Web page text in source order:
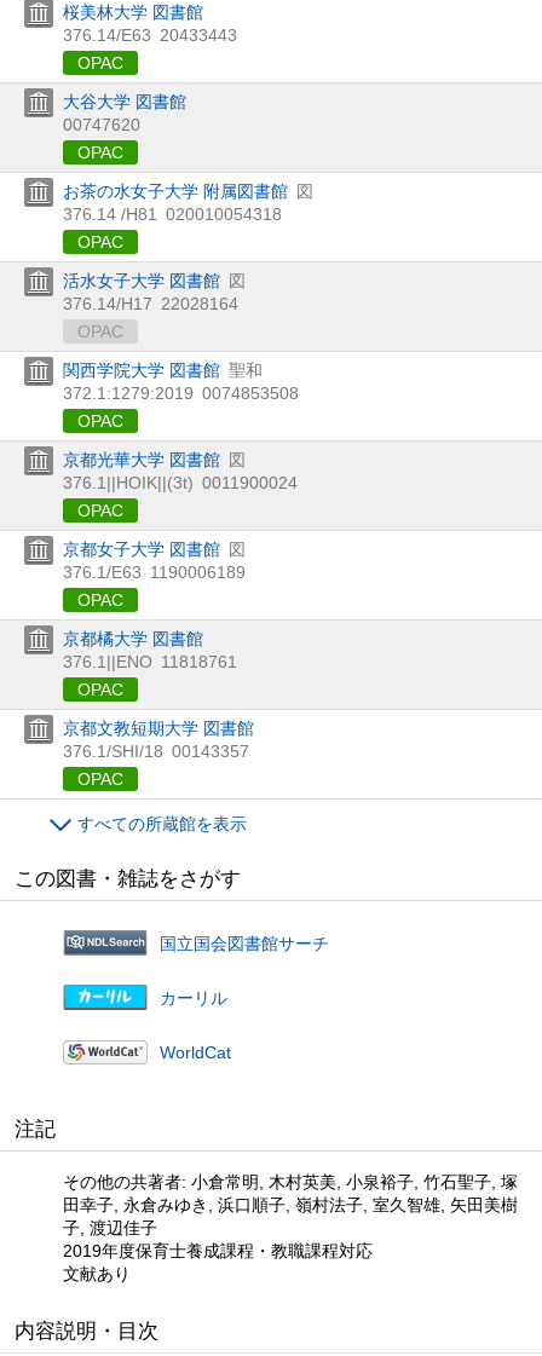
桜美林大学 図書館
376.14/E63 20433443
OPAC
大谷大学 図書館
00747620
OPAC
お茶の水女子大学 附属図書館 図
376.14 /H81
020010054318
OPAC
活水女子大学 図書館 図
376.14/H17 22028164
OPAC
関西学院大学 図書館 聖和
372.1:1279:2019 0074853508
OPAC
京都光華大学 図書館 図
376.1||HOIK||(3t) 0011900024
OPAC
京都女子大学 図書館 図
376.1/E63 1190006189
OPAC
京都橘大学 図書館
376.1||ENO 11818761
OPAC
京都文教短期大学 図書館
376.1/SHI/18 00143357
OPAC
すべての所蔵館を表示
この図書・雑誌をさがす
国立国会図書館サーチ
カーリル
WorldCat
注記
その他の共著者: 小倉常明, 木村英美, 小泉裕子, 竹石聖子, 塚
田幸子, 永倉みゆき, 浜口順子, 嶺村法子, 室久智雄, 矢田美樹
子, 渡辺佳子
2019年度保育士養成課程・教職課程対応
文献あり
内容説明・目次